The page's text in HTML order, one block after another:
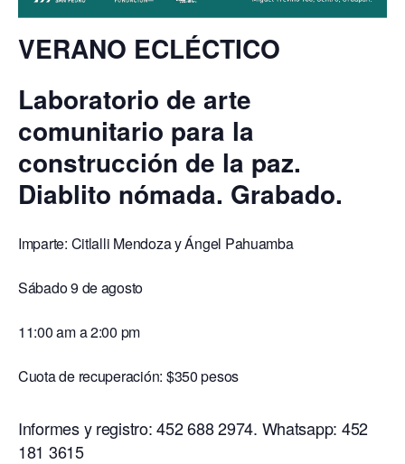
VERANO ECLÉCTICO
Laboratorio de arte
comunitario para la
construcción de la paz.
Diablito nómada. Grabado.
Imparte: Citlalli Mendoza y Ángel Pahuamba
Sábado 9 de agosto
11:00 am a 2:00 pm
Cuota de recuperación: $350 pesos
Informes y registro: 452 688 2974. Whatsapp: 452
181 3615